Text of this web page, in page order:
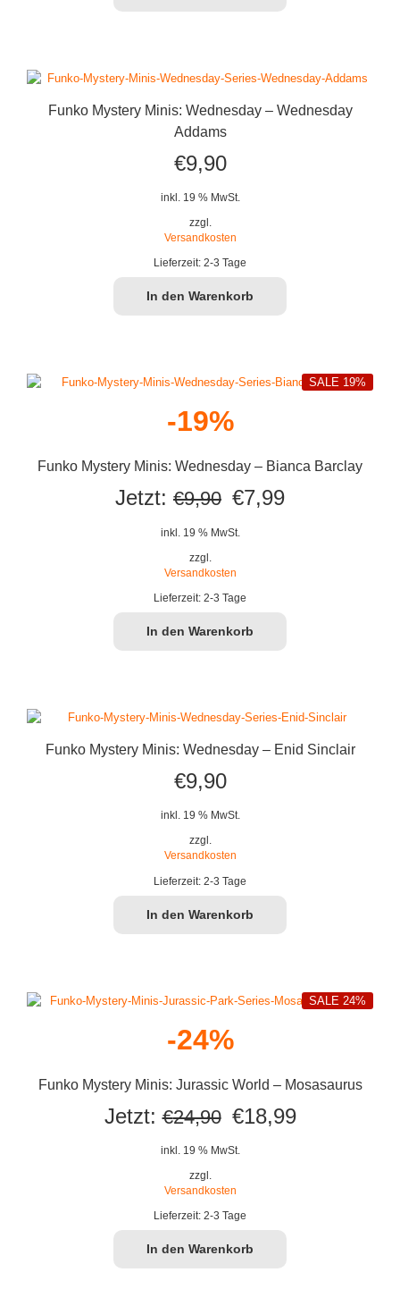
Funko Mystery Minis: Wednesday – Wednesday
Addams
€9,90
inkl. 19 % MwSt.
zzgl.
Versandkosten
Lieferzeit: 2-3 Tage
In den Warenkorb
-19%
Funko Mystery Minis: Wednesday – Bianca Barclay
SALE 19%
Jetzt: €9,90 Ursprünglicher
Preis
€9,90
€7,99Aktueller
inkl. 19 % MwSt.
zzgl.
Versandkosten
Lieferzeit: 2-3 Tage
In den Warenkorb
Funko Mystery Minis: Wednesday – Enid Sinclair
€9,90
inkl. 19 % MwSt.
zzgl.
Versandkosten
Lieferzeit: 2-3 Tage
In den Warenkorb
-24%
Funko Mystery Minis: Jurassic World – Mosasaurus
SALE 24%
Jetzt: €24,90 Ursprünglicher
Preis
€24,90
€18,99Aktueller
inkl. 19 % MwSt.
zzgl.
Versandkosten
Lieferzeit: 2-3 Tage
In den Warenkorb